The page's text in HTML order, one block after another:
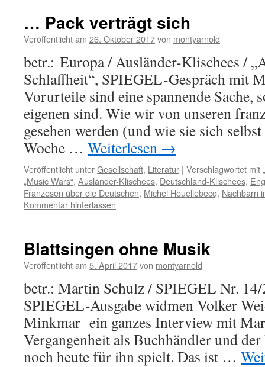
… Pack verträgt sich
Veröffentlicht am 26. Oktober 2017von montyarnold
betr.: Europa / Ausländer-Klischees /
Schlaffheit“, SPIEGEL-Gespräch mit
Vorurteile sind eine spannende Sache,
eigenen sind. Wie wir von unseren
gesehen werden (und wie sie sich
Woche … Weiterlesen →
Veröffentlicht unterGesellschaft, Literatur | Verschlagwortet mit
„Music Wars“, Ausländer-Klischees, Deutschland-Klischees,
Franzosen über die Deutschen, Michel Houellebecq, Nachbarn
Kommentar hinterlassen
Blattsingen ohne Musik
Veröffentlicht am 5. April 2017von montyarnold
betr.: Martin Schulz / SPIEGEL Nr.
SPIEGEL-Ausgabe widmen Volker
Minkmar ein ganzes Interview mit
Vergangenheit als Buchhändler und
noch heute für ihn spielt. Das ist …